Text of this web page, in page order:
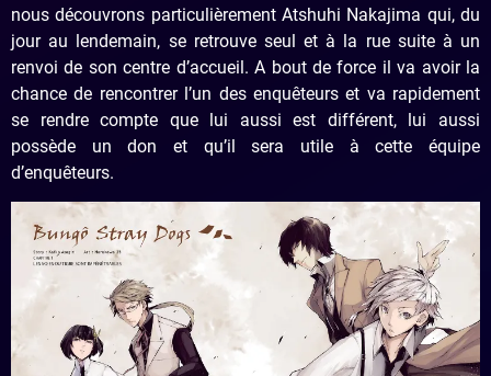
nous découvrons particulièrement Atshuhi Nakajima qui, du
jour au lendemain, se retrouve seul et à la rue suite à un
renvoi de son centre d’accueil. A bout de force il va avoir la
chance de rencontrer l’un des enquêteurs et va rapidement
se rendre compte que lui aussi est différent, lui aussi
possède un don et qu’il sera utile à cette équipe
d’enquêteurs.